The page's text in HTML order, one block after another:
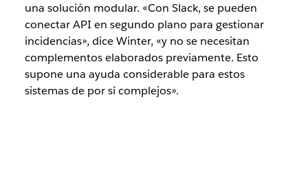
una solución modular. «Con Slack, se pueden
conectar API en segundo plano para gestionar
incidencias», dice Winter, «y no se necesitan
complementos elaborados previamente. Esto
supone una ayuda considerable para estos
sistemas de por sí complejos».